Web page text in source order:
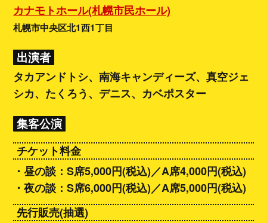
カナモトホール(札幌市民ホール)
札幌市中央区北1西1丁目
出演者
タカアンドトシ、南海キャンディーズ、真空ジェ
シカ、たくろう、デニス、カベポスター
集客公演
チケット料金
・昼の談：S席5,000円(税込)／A席4,000円(税込)
・夜の談：S席6,000円(税込)／A席5,000円(税込)
先行販売(抽選)